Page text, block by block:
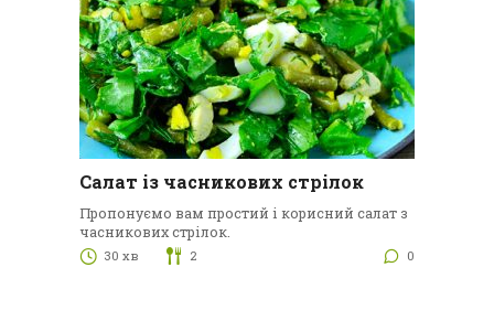
Салат із часникових стрілок
Пропонуємо вам простий і корисний салат з
часникових стрілок.
30 хв 2 0